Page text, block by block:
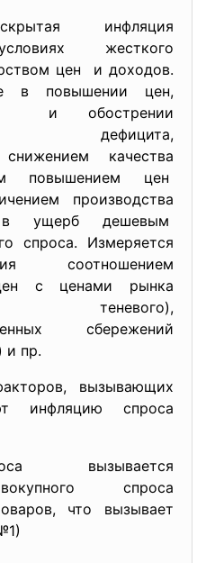
инфляция
жесткого
цен и доходов.
в повышении цен,
и обострении
дефицита,
снижением качества
повышением цен
производства
в ущерб дешевым
спроса. Измеряется
соотношением
с ценами рынка
и теневого),
сбережений
и пр.
вызывающих
инфляцию спроса
вызывается
спроса
что вызывает